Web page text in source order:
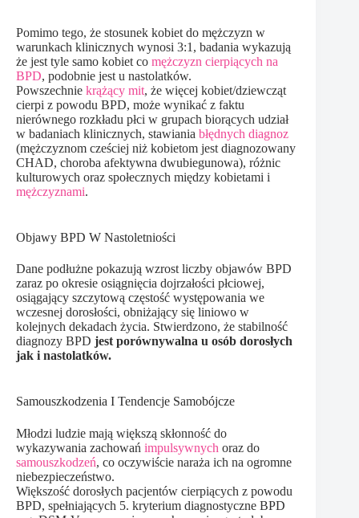
Pomimo tego, że stosunek kobiet do mężczyzn w
warunkach klinicznych wynosi 3:1, badania wykazują
że jest tyle samo kobiet co mężczyzn cierpiących na
BPD, podobnie jest u nastolatków.
Powszechnie krążący mit, że więcej kobiet/dziewcząt
cierpi z powodu BPD, może wynikać z faktu
nierównego rozkładu płci w grupach biorących udział
w badaniach klinicznych, stawiania błędnych diagnoz
(mężczyznom cześciej niż kobietom jest diagnozowany
CHAD, choroba afektywna dwubiegunowa), różnic
kulturowych oraz społecznych między kobietami i
mężczyznami.
Objawy BPD W Nastoletniości
Dane podłużne pokazują wzrost liczby objawów BPD
zaraz po okresie osiągnięcia dojrzałości płciowej,
osiągający szczytową częstość występowania we
wczesnej dorosłości, obniżający się liniowo w
kolejnych dekadach życia. Stwierdzono, że stabilność
diagnozy BPD jest porównywalna u osób dorosłych
jak i nastolatków.
Samouszkodzenia I Tendencje Samobójcze
Młodzi ludzie mają większą skłonność do
wykazywania zachowań impulsywnych oraz do
samouszkodzeń, co oczywiście naraża ich na ogromne
niebezpieczeństwo.
Większość dorosłych pacjentów cierpiących z powodu
BPD, spełniających 5. kryterium diagnostyczne BPD